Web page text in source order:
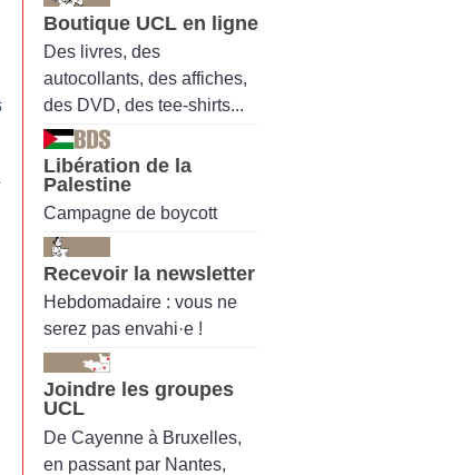
Boutique UCL en ligne
Des livres, des
autocollants, des affiches,
des DVD, des tee-shirts...
Libération de la
Palestine
Campagne de boycott
Recevoir la newsletter
Hebdomadaire : vous ne
serez pas envahi·e !
Joindre les groupes
UCL
De Cayenne à Bruxelles,
en passant par Nantes,